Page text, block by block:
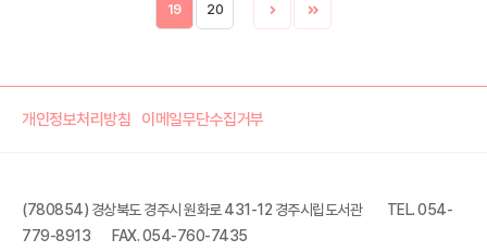
19 20
개인정보처리방침 이메일무단수집거부
(780854) 경상북도 경주시 원화로 431-12 경주시립도서관
TEL. 054-
779-8913
FAX. 054-760-7435